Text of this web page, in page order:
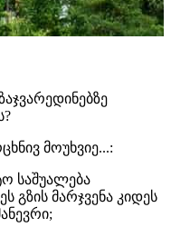
მოუხვიე...:
საშუალება
გზის მარჯვენა კიდეს